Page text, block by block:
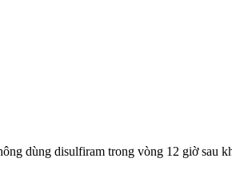
dùng disulfiram trong vòng 12 giờ sau